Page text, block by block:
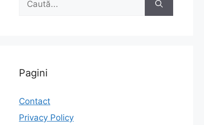
după:
Pagini
Contact
Privacy Policy